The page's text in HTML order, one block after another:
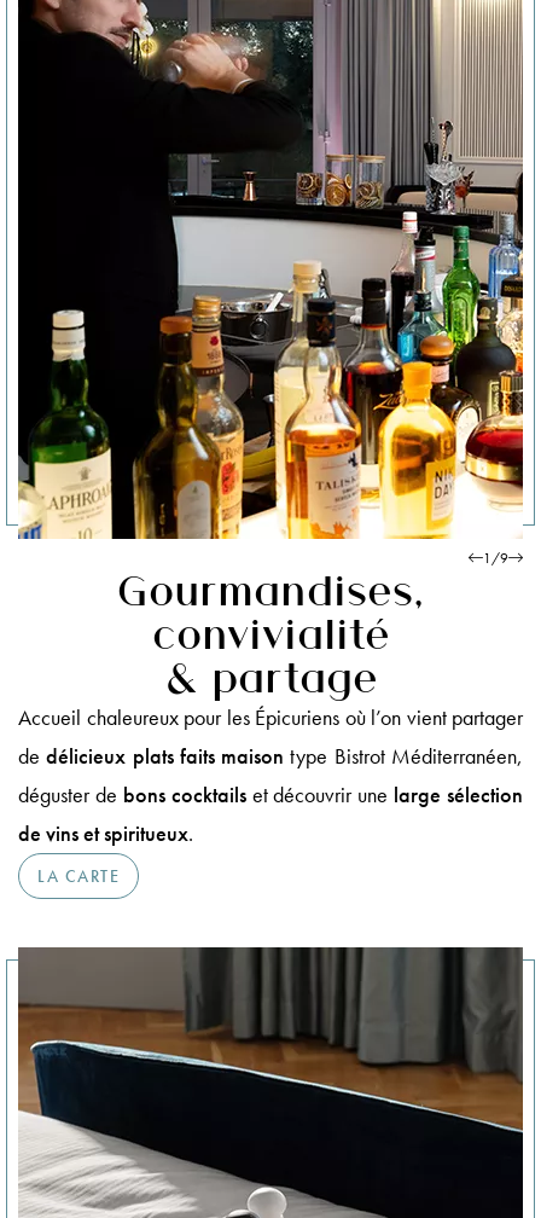
1/9
Gourmandises,
convivialité
& partage
Accueil chaleureux pour les Épicuriens où l’on vient partager
dedélicieux plats faits maison type Bistrot Méditerranéen,
déguster de bons cocktailset découvrir une large sélection
de vins et spiritueux.
LA CARTE